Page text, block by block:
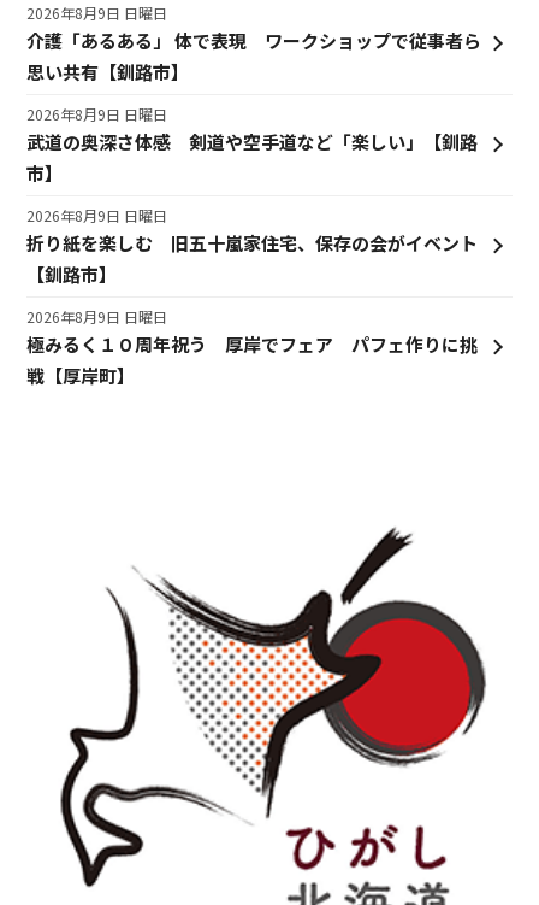
介護「あるある」 体で表現 ワークショップで従事者ら
思い共有【釧路市】
2026年8月9日 日曜日
武道の奥深さ体感 剣道や空手道など「楽しい」【釧路
市】
2026年8月9日 日曜日
折り紙を楽しむ 旧五十嵐家住宅、保存の会がイベント
【釧路市】
2026年8月9日 日曜日
極みるく１０周年祝う 厚岸でフェア パフェ作りに挑
戦【厚岸町】
2026年8月9日 日曜日